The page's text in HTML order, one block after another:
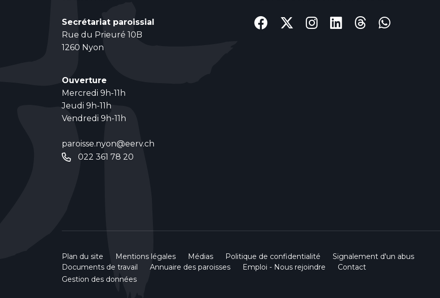
Secrétariat paroissial
Rue du Prieuré 10B
1260 Nyon
Ouverture
Mercredi 9h-11h
Jeudi 9h-11h
Vendredi 9h-11h
paroisse.nyon@eerv.ch
022 361 78 20
Plan du site Mentions légales Médias Politique de confidentialité
Signalement d'un abus
Documents de travail
Annuaire des paroisses Emploi - Nous rejoindre
Contact
Gestion des données